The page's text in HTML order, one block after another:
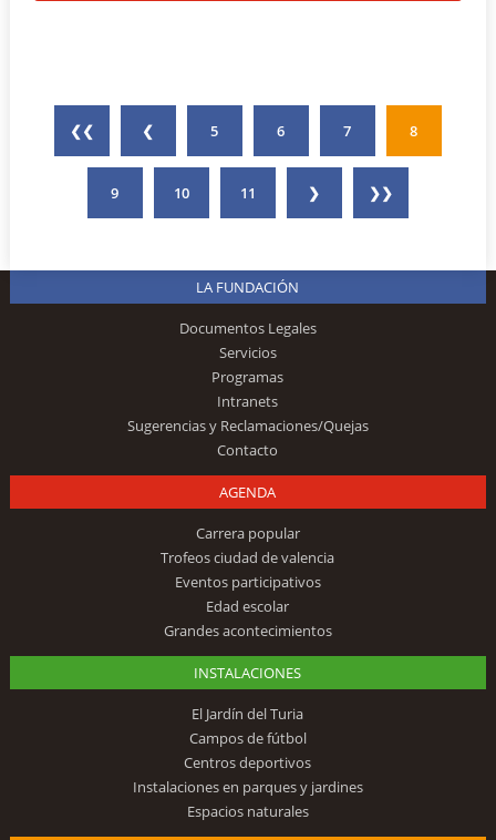
❮❮ ❮ 5 6 7 8
9 10 11 ❯ ❯❯
LA FUNDACIÓN
Documentos Legales
Servicios
Programas
Intranets
Sugerencias y Reclamaciones/Quejas
Contacto
AGENDA
Carrera popular
Trofeos ciudad de valencia
Eventos participativos
Edad escolar
Grandes acontecimientos
INSTALACIONES
El Jardín del Turia
Campos de fútbol
Centros deportivos
Instalaciones en parques y jardines
Espacios naturales